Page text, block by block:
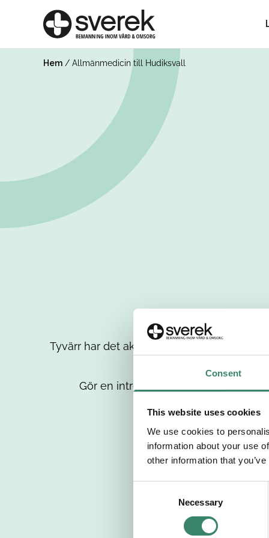
Consent
This website uses cookies
We use cookies to
information about your use
other information that
Necessary
Hem / Allmänmedicin till Hudiksvall
Tyvärr har det aktuella jobbet tagits bort
Gör en intresseanmälan så